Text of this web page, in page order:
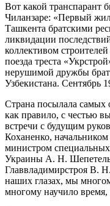
Вот какой транспарант
Чиланзаре: «Первый
Ташкента братскими
ликвидации
коллективом
поезда треста
нерушимой дружбы
Узбекистана. Сентябрь
Страна посылала
как правило, с честью
встречи с будущим
Коханенко,
министром
Украины А. Н.
Главвладимирстроя В.
наших глазах, мы
многому научило